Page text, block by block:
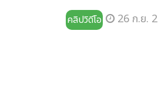
คลิปวิดีโอ 26 ก.ย.